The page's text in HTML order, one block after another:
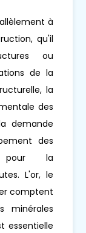
à
qu'il
ou
de la
la
des
demande
des
pour la
L'or, le
comptent
minérales
essentielle